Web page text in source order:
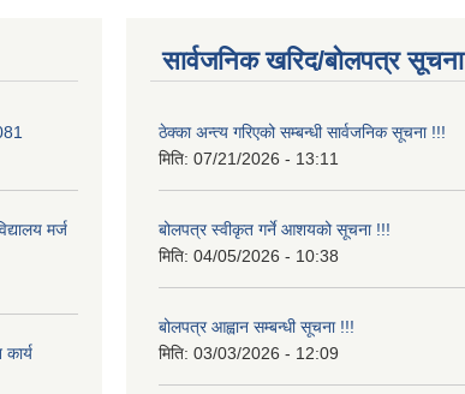
मर्ज
सार्वजनिक खरिद/बोलपत्र सूचना
ठेक्का अन्त्य गरिएको सम्बन्धी सार्वजनिक सूचना !!!
मिति: 07/21/2026 - 13:11
बोलपत्र स्वीकृत गर्ने आशयको सूचना !!!
मिति: 04/05/2026 - 10:38
बोलपत्र आह्वान सम्बन्धी सूचना !!!
मिति: 03/03/2026 - 12:09